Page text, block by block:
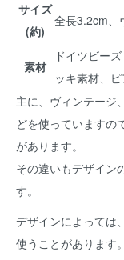
サイズ
(約)
全長3.2cm、
素材
ドイツビー
ッキ素材、
主に、ヴィンテージ
どを使っていますの
があります。
その違いもデザイン
す。
デザインによっては
使うことがあります。